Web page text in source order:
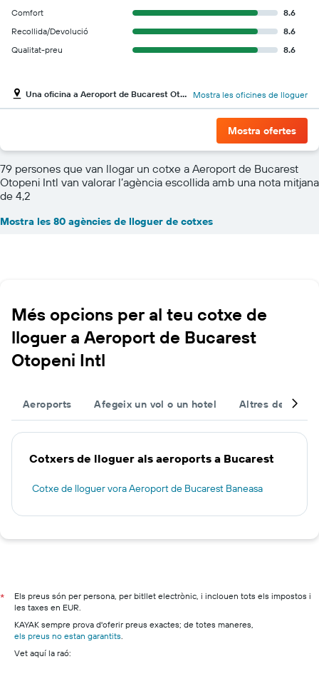
Comfort
8.6
Recollida/Devolució
8.6
Qualitat-preu
8.6
Una oficina a Aeroport de Bucarest Otopeni Intl Mostra les oficines de lloguer
Mostra ofertes
79 persones que van llogar un cotxe a Aeroport de Bucarest
Otopeni Intl van valorar l’agència escollida amb una nota mitjana
de 4,2
Mostra les 80 agències de lloguer de cotxes
Més opcions per al teu cotxe de
lloguer a Aeroport de Bucarest
Otopeni Intl
Aeroports Afegeix un vol o un hotel Altres
Cotxers de lloguer als aeroports a Bucarest
Cotxe de lloguer vora Aeroport de Bucarest Baneasa
*
Els preus són per persona, per bitllet electrònic, i inclouen tots els impostos i
les taxes en EUR.
KAYAK sempre prova d'oferir preus exactes; de totes maneres,
els preus no estan garantits
Vet aquí la raó: